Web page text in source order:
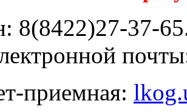
8(8422)27-37-
приемная: